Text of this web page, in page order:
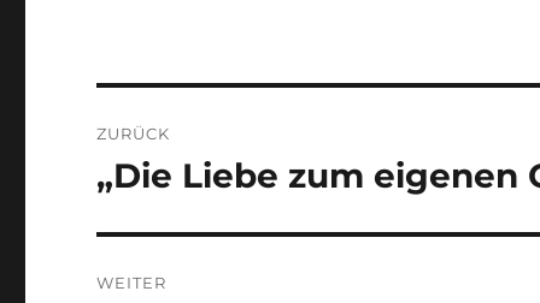
ZURÜCK
Vorheriger
„Die Liebe zum eigenen
WEITER